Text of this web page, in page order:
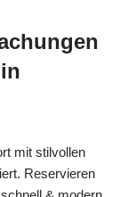
mit stilvollen
Reservieren